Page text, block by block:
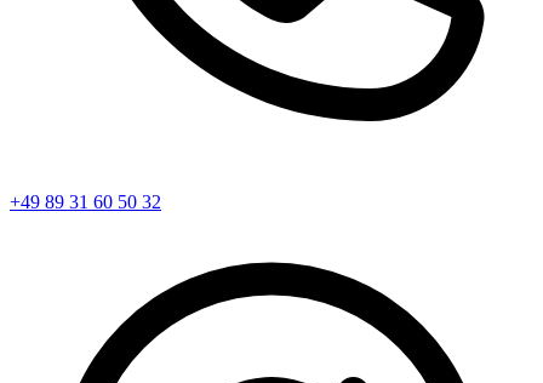
+49 89 31 60 50 32